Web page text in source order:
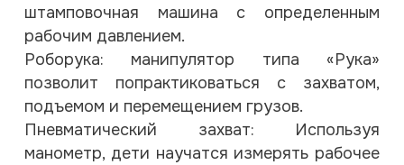
штамповочная машина с определенным
рабочим давлением.
Роборука: манипулятор типа «Рука»
позволит попрактиковаться с захватом,
подъемом и перемещением грузов.
Пневматический захват: Используя
манометр, дети научатся измерять рабочее